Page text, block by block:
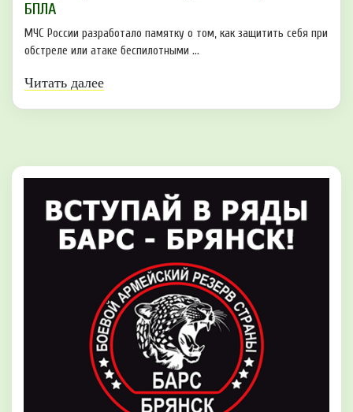
БПЛA
МЧС России разработало памятку о том, как защитить себя при
обстреле или атаке беспилотными ...
Читать далее